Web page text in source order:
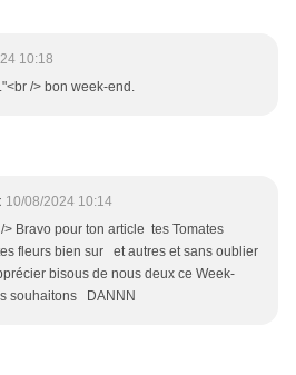
10:18
/> bon week-end.
10/08/2024 10:14
> Bravo pour ton article tes Tomates
fleurs bien sur et autres et sans oublier
bisous de nous deux ce Week-
souhaitons DANNN